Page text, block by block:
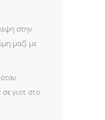
στην
μαζί με
γιοτ στο